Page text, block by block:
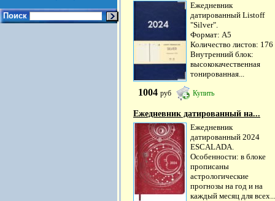
Поиск
Ежедневник
датированный Listoff
"Silver".
Формат: А5
Количество листов: 176
Внутренний блок:
высококачественная
тонированная...
1004 руб Купить
Ежедневник датированный на...
Ежедневник
датированный 2024
ESCALADA.
Особенности: в блоке
прописаны
астрологические
прогнозы на год и на
каждый месяц для всех...